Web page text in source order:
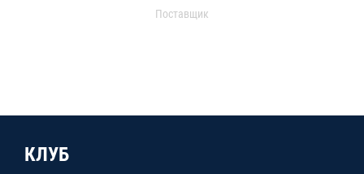
Поставщик
КЛУБ